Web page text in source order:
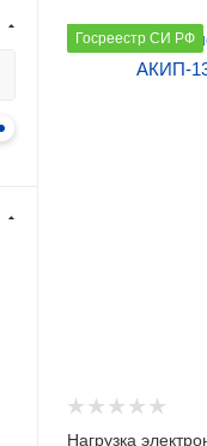
Госреестр СИ РФ
Количество каналов
1
Нагрузка